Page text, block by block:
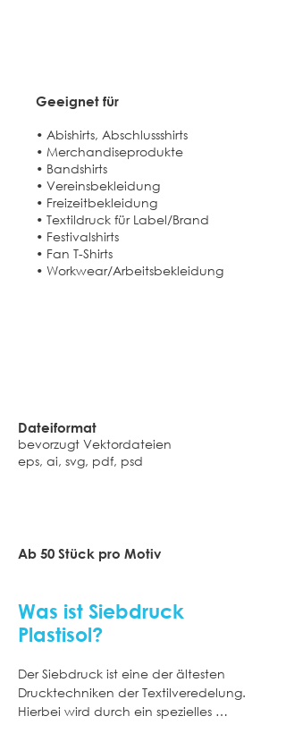
Geeignet für​
• Abishirts, Abschlussshirts
• Merchandiseprodukte
• Bandshirts
• Vereinsbekleidung
• Freizeitbekleidung
• Textildruck für Label/Brand
• Festivalshirts
• Fan T-Shirts
• Workwear/Arbeitsbekleidung
Dateiformat​
​bevorzugt Vektordateien
eps, ai, svg, pdf, psd
Ab 50 Stück pro Motiv
Was ist Siebdruck
Plastisol?
Der Siebdruck ist eine der ältesten
Drucktechniken der Textilveredelung.
Hierbei wird durch ein spezielles